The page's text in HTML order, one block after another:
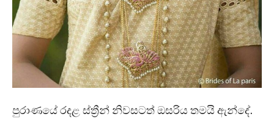
පුරාණයේ රදළ ස්ත්‍රීන් නිවසටත් ඔසරිය තමයි ඇන්දේ.